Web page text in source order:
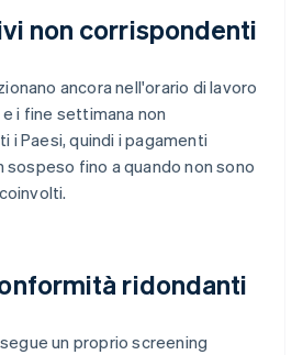
non corrispondenti
ancora nell'orario di lavoro
i fine settimana non
i Paesi, quindi i pagamenti
sospeso fino a quando non sono
ridondanti
un proprio screening